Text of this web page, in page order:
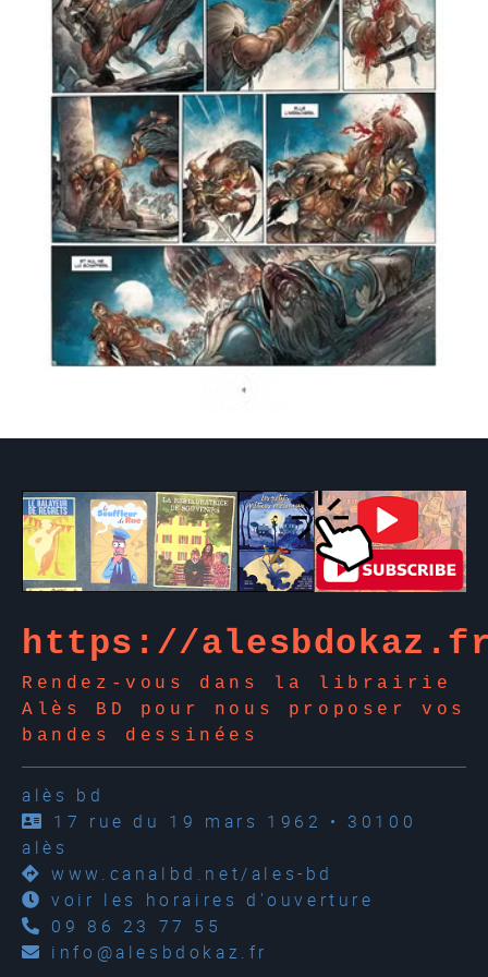
https://
Rendez-vous dans la librairie
Alès BD pour nous proposer vos
bandes dessinées
alès bd
17 rue du 19 mars 1962 • 30100
alès
www.canalbd.net/ales-bd
voir les horaires d'ouverture
09 86 23 77 55
info@alesbdokaz.fr